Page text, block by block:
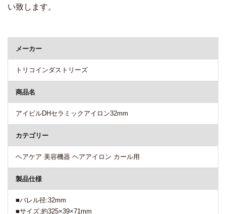
い致します。
メーカー
トリコインダストリーズ
商品名
アイビルDHセラミックアイロン32mm
カテゴリー
ヘアケア 美容機器 ヘアアイロン カール用
製品仕様
■バレル径:32mm
■サイズ:約325×39×71mm